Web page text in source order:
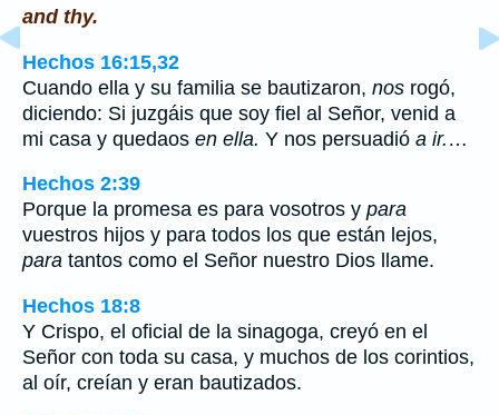
and thy.
Hechos 16:15,32
Cuando ella y su familia se bautizaron, nos rogó,
diciendo: Si juzgáis que soy fiel al Señor, venid a
mi casa y quedaos en ella. Y nos persuadió a ir. …
Hechos 2:39
Porque la promesa es para vosotros y para
vuestros hijos y para todos los que están lejos,
para tantos como el Señor nuestro Dios llame.
Hechos 18:8
Y Crispo, el oficial de la sinagoga, creyó en el
Señor con toda su casa, y muchos de los corintios,
al oír, creían y eran bautizados.